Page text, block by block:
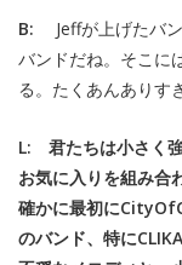
B: Jeffが上げたバ
バンドだね。そこに
る。たくあんありす
L: 君たちは小さく
お気に入りを組み合
確かに最初に
のバンド、特に